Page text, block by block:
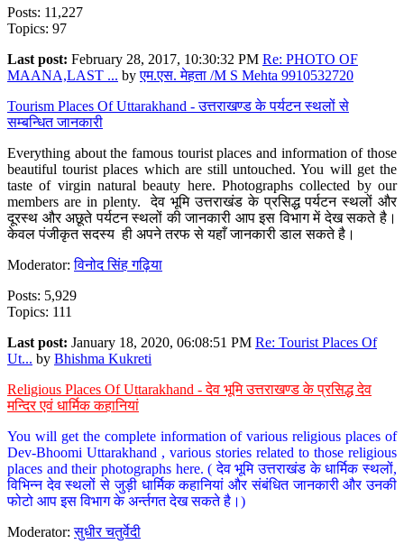
Posts: 11,227
Topics: 97
Last post: February 28, 2017, 10:30:32 PM Re: PHOTO OF
MAANA,LAST ... byएम.एस. मेहता /M S Mehta 9910532720
Tourism Places Of Uttarakhand - उत्तराखण्ड के पर्यटन स्थलों से
सम्बन्धित जानकारी
Everything about the famous tourist places and information of those
beautiful tourist places which are still untouched. You will get the
taste of virgin natural beauty here. Photographs collected by our
members are in plenty. देव भूमि उत्तराखंड के प्रसिद्ध पर्यटन स्थलों और
दूरस्थ और अछूते पर्यटन स्थलों की जानकारी आप इस विभाग में देख सकते है।
केवल पंजीकृत सदस्य ही अपने तरफ से यहाँ जानकारी डाल सकते है।
Moderator:विनोद सिंह गढ़िया
Posts: 5,929
Topics: 111
Last post: January 18, 2020, 06:08:51 PM Re: Tourist Places Of
Ut... by Bhishma Kukreti
Religious Places Of Uttarakhand - देव भूमि उत्तराखण्ड के प्रसिद्ध देव
मन्दिर एवं धार्मिक कहानियां
You will get the complete information of various religious places of
Dev-Bhoomi Uttarakhand , various stories related to those religious
places and their photographs here. ( देव भूमि उत्तराखंड के धार्मिक स्थलों,
विभिन्न देव स्थलों से जुड़ी धार्मिक कहानियां और संबंधित जानकारी और उनकी
फोटो आप इस विभाग के अर्न्तगत देख सकते है।)
Moderator:सुधीर चतुर्वेदी